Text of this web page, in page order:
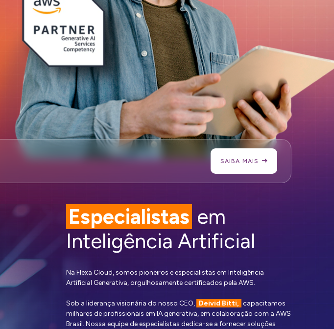
SAIBA MAIS
Especialistas em
Inteligência Artificial
Na Flexa Cloud, somos pioneiros e especialistas em Inteligência
Artificial Generativa, orgulhosamente certificados pela AWS.
Sob a liderança visionária do nosso CEO, Deivid Bitti, capacitamos
milhares de profissionais em IA generativa, em colaboração com a AWS
Brasil. Nossa equipe de especialistas dedica-se a fornecer soluções